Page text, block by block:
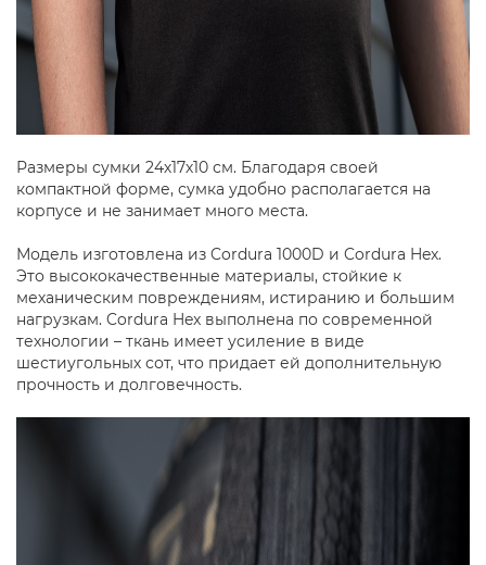
Размеры сумки 24х17х10 см. Благодаря своей
компактной форме, сумка удобно располагается на
корпусе и не занимает много места.
Модель изготовлена из Cordura 1000D и Cordura Hex.
Это высококачественные материалы, стойкие к
механическим повреждениям, истиранию и большим
нагрузкам. Cordura Hex выполнена по современной
технологии – ткань имеет усиление в виде
шестиугольных сот, что придает ей дополнительную
прочность и долговечность.